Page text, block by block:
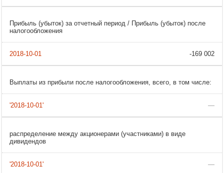
Прибыль (убыток) за отчетный период / Прибыль (убыток) после
налогообложения
-169 002
Выплаты из прибыли после налогообложения, всего, в том числе:
—
распределение между акционерами (участниками) в виде
дивидендов
—